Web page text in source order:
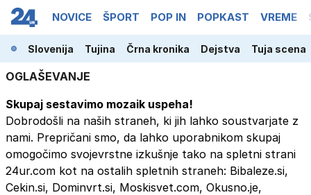
NOVICE ŠPORT POP IN POPKAST VREME
Slovenija Tujina Črna kronika Dejstva Tuja scena
OGLAŠEVANJE
Skupaj sestavimo mozaik uspeha!
Dobrodošli na naših straneh, ki jih lahko soustvarjate z
nami. Prepričani smo, da lahko uporabnikom skupaj
omogočimo svojevrstne izkušnje tako na spletni strani
24ur.com kot na ostalih spletnih straneh: Bibaleze.si,
Cekin.si, Dominvrt.si, Moskisvet.com, Okusno.je,